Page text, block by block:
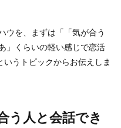
ウを、まずは「「気が合う
」くらいの軽い感じで恋活
うトピックからお伝えしま
う人と会話でき